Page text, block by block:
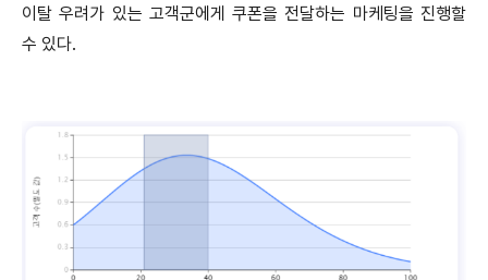
이탈 우려가 있는 고객군에게 쿠폰을 전달하는 마케팅을 진행할
수 있다.